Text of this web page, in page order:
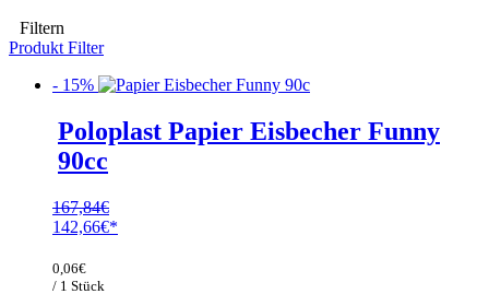
Filtern
Produkt Filter
- 15%
Poloplast Papier Eisbecher Funny
90cc
167,84€
Ursprünglicher
war:
167,84€
142,66€
Preis
ist:
0,06€
/ 1 Stück